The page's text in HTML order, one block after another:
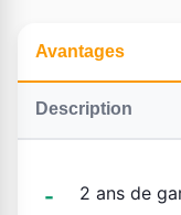
Avantages
Description
2 ans de